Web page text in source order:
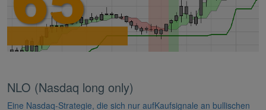
NLO (Nasdaq long only)
Eine Nasdaq-Strategie, die sich nur aufKaufsignale an bullischen